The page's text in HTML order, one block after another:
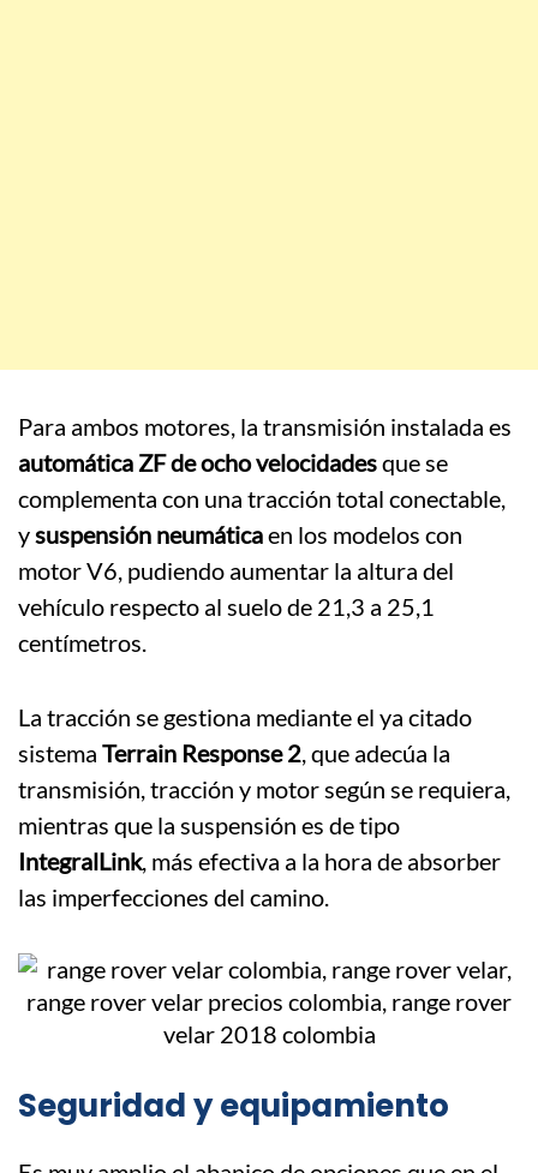
Para ambos motores, la transmisión instalada es
automática ZF de ocho velocidadesque se
complementa con una tracción total conectable,
ysuspensión neumáticaen los modelos con
motor V6, pudiendo aumentar la altura del
vehículo respecto al suelo de 21,3 a 25,1
centímetros.
La tracción se gestiona mediante el ya citado
sistema Terrain Response 2, que adecúa la
transmisión, tracción y motor según se requiera,
mientras que la suspensión es de tipo
IntegralLink, más efectiva a la hora de absorber
las imperfecciones del camino.
Seguridad y equipamiento